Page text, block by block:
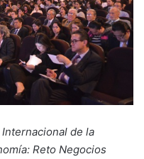
de la
Reto Negocios